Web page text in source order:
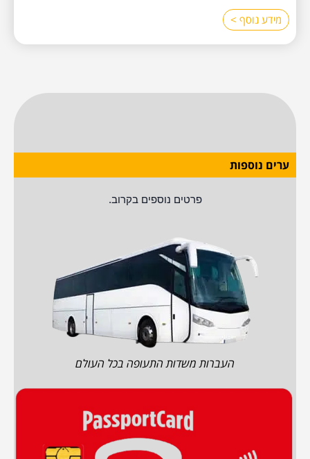
מידע נוסף >
ערים נוספות
פרטים נוספים בקרוב.
העברות משדות התעופה בכל העולם